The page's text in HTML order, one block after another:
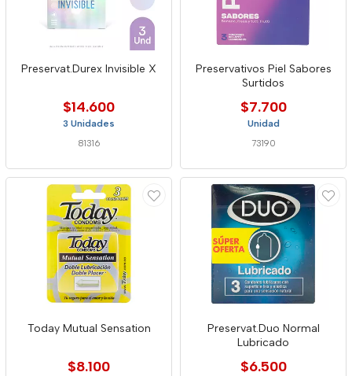
Preservat.Durex Invisible X
$14.600
3 Unidades
81316
Preservativos Piel Sabores
Surtidos
$7.700
Unidad
73190
Today Mutual Sensation
$8.100
Preservat.Duo Normal
Lubricado
$6.500